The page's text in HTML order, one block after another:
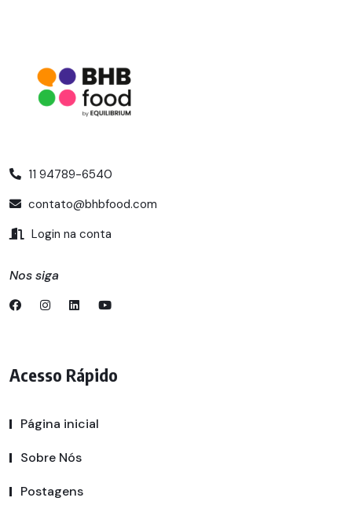
11 94789-6540
contato@bhbfood.com
Login na conta
Nos siga
Acesso Rápido
Página inicial
Sobre Nós
Postagens